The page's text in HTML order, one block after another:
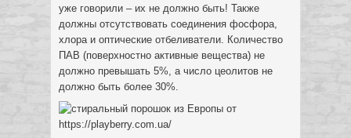
уже говорили – их не должно быть! Также
должны отсутствовать соединения фосфора,
хлора и оптические отбеливатели. Количество
ПАВ (поверхностно активные вещества) не
должно превышать 5%, а число цеолитов не
должно быть более 30%.